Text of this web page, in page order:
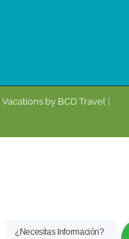
Vacations by BCD Travel |
¿Necesitas Información?